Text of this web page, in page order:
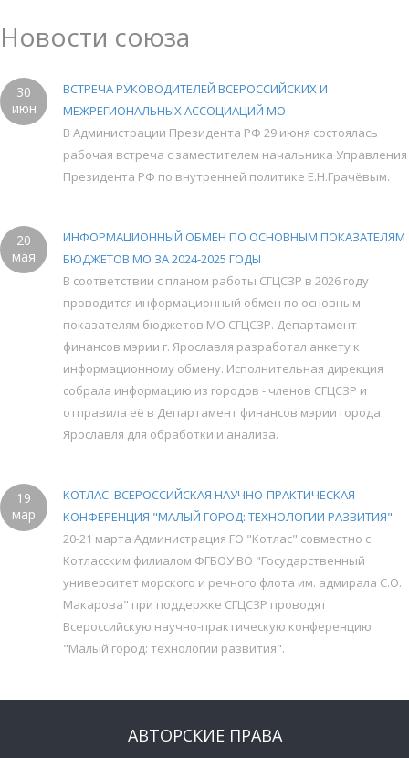
Новости союза
30
июн
ВСТРЕЧА РУКОВОДИТЕЛЕЙ ВСЕРОССИЙСКИХ И
МЕЖРЕГИОНАЛЬНЫХ АССОЦИАЦИЙ МО
В Администрации Президента РФ 29 июня состоялась
рабочая встреча с заместителем начальника Управления
Президента РФ по внутренней политике Е.Н.Грачёвым.
20
мая
ИНФОРМАЦИОННЫЙ ОБМЕН ПО ОСНОВНЫМ ПОКАЗАТЕЛЯМ
БЮДЖЕТОВ МО ЗА 2024-2025 ГОДЫ
В соответствии с планом работы СГЦСЗР в 2026 году
проводится информационный обмен по основным
показателям бюджетов МО СГЦСЗР. Департамент
финансов мэрии г. Ярославля разработал анкету к
информационному обмену. Исполнительная дирекция
собрала информацию из городов - членов СГЦСЗР и
отправила её в Департамент финансов мэрии города
Ярославля для обработки и анализа.
19
мар
КОТЛАС. ВСЕРОССИЙСКАЯ НАУЧНО-ПРАКТИЧЕСКАЯ
КОНФЕРЕНЦИЯ "МАЛЫЙ ГОРОД: ТЕХНОЛОГИИ РАЗВИТИЯ"
20-21 марта Администрация ГО "Котлас" совместно с
Котласским филиалом ФГБОУ ВО "Государственный
университет морского и речного флота им. адмирала С.О.
Макарова" при поддержке СГЦСЗР проводят
Всероссийскую научно-практическую конференцию
"Малый город: технологии развития".
АВТОРСКИЕ ПРАВА